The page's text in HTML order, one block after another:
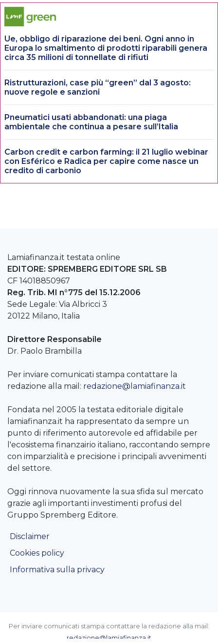
Ue, obbligo di riparazione dei beni. Ogni anno in
Europa lo smaltimento di prodotti riparabili genera
circa 35 milioni di tonnellate di rifiuti
Ristrutturazioni, case più “green” dal 3 agosto:
nuove regole e sanzioni
Pneumatici usati abbandonati: una piaga
ambientale che continua a pesare sull’Italia
Carbon credit e carbon farming: il 21 luglio webinar
con Esférico e Radica per capire come nasce un
credito di carbonio
Lamiafinanza.it testata online
EDITORE: SPREMBERG EDITORE SRL SB
CF 14018850967
Reg. Trib. MI n°775 del 15.12.2006
Sede Legale: Via Albricci 3
20122 Milano, Italia
Direttore Responsabile
Dr. Paolo Brambilla
Per inviare comunicati stampa contattare la
redazione alla mail: redazione@lamiafinanza.it
Fondata nel 2005 la testata editoriale digitale
lamiafinanza.it ha rappresentato da sempre un
punto di riferimento autorevole ed affidabile per
l'ecosistema finanzairio italiano, raccontando sempre
con imparzialità e precisione i principali avvenimenti
del settore.
Oggi rinnova nuovamente la sua sfida sul mercato
grazie agli importanti investimenti profusi del
Gruppo Spremberg Editore.
Disclaimer
Cookies policy
Informativa sulla privacy
Per inviare comunicati stampa contattare la redazione alla mail:
redazione@lamiafinanza.it